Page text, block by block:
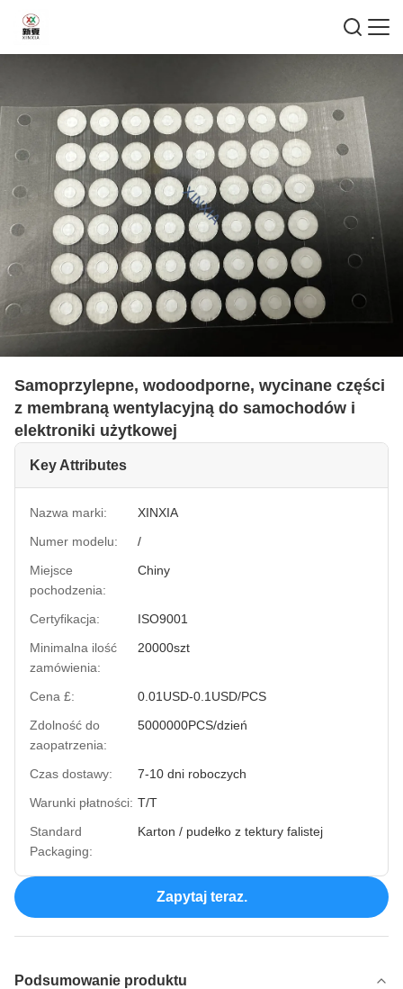
Samoprzylepne, wodoodporne, wycinane części
z membraną wentylacyjną do samochodów i
elektroniki użytkowej
Key Attributes
Nazwa marki:
XINXIA
Numer modelu:
/
Miejsce
pochodzenia:
Chiny
Certyfikacja:
ISO9001
Minimalna ilość
zamówienia:
20000szt
Cena £:
0.01USD-0.1USD/PCS
Zdolność do
zaopatrzenia:
5000000PCS/dzień
Czas dostawy:
7-10 dni roboczych
Warunki płatności: T/T
Standard
Packaging:
Karton / pudełko z tektury falistej
Zapytaj teraz.
Podsumowanie produktu